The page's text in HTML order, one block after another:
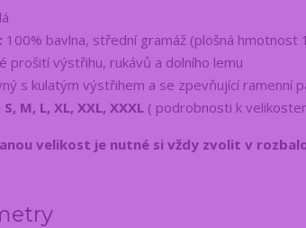
100% bavlna, střední gramáž (plošná
prošití výstřihu, rukávů a dolního lemu
s kulatým výstřihem a se zpevňující ramenní
M, L, XL, XXL, XXXL ( podrobnosti k
velikost je nutné si vždy zvolit v